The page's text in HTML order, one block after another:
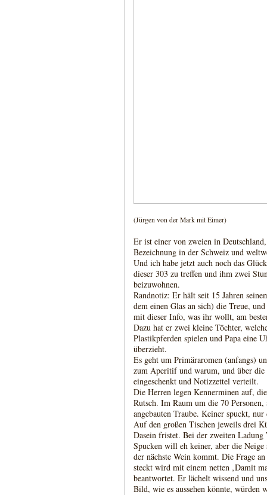
(Jürgen von der Mark mit Eimer)
Er ist einer von zweien in
Bezeichnung in der Schweiz und
Und ich habe jetzt auch noch das
dieser 303 zu treffen und ihm zwei
beizuwohnen.
Randnotiz: Er hält seit 15 Jahren
dem einen Glas an sich) die Treue,
mit dieser Info, was ihr wollt, am
Dazu hat er zwei kleine Töchter,
Plastikpferden spielen und Papa eine
überzieht.
Es geht um Primäraromen (anfangs)
zum Aperitif und warum, und über die
eingeschenkt und Notizzettel verteilt.
Die Herren legen Kennerminen auf,
Rutsch. Im Raum um die 70
angebauten Traube. Keiner spuckt,
Auf den großen Tischen jeweils drei
Dasein fristet. Bei der zweiten
Spucken will eh keiner, aber die
der nächste Wein kommt. Die Frage
steckt wird mit einem netten ‚Damit
beantwortet. Er lächelt wissend und
Bild, wie es aussehen könnte, würden